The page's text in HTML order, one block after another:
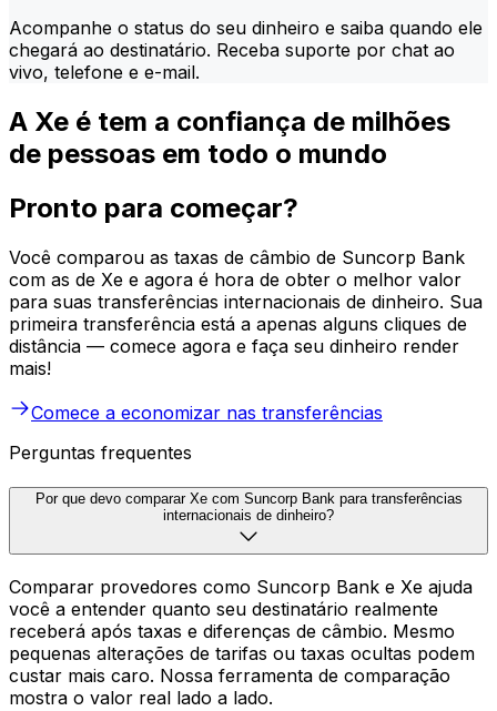
Acompanhe o status do seu dinheiro e saiba quando ele
chegará ao destinatário. Receba suporte por chat ao
vivo, telefone e e-mail.
A Xe é tem a confiança de milhões
de pessoas em todo o mundo
Pronto para começar?
Você comparou as taxas de câmbio de Suncorp Bank
com as de Xe e agora é hora de obter o melhor valor
para suas transferências internacionais de dinheiro. Sua
primeira transferência está a apenas alguns cliques de
distância — comece agora e faça seu dinheiro render
mais!
Comece a economizar nas transferências
Perguntas frequentes
Por que devo comparar Xe com Suncorp Bank para transferências
internacionais de dinheiro?
Comparar provedores como Suncorp Bank e Xe ajuda
você a entender quanto seu destinatário realmente
receberá após taxas e diferenças de câmbio. Mesmo
pequenas alterações de tarifas ou taxas ocultas podem
custar mais caro. Nossa ferramenta de comparação
mostra o valor real lado a lado.